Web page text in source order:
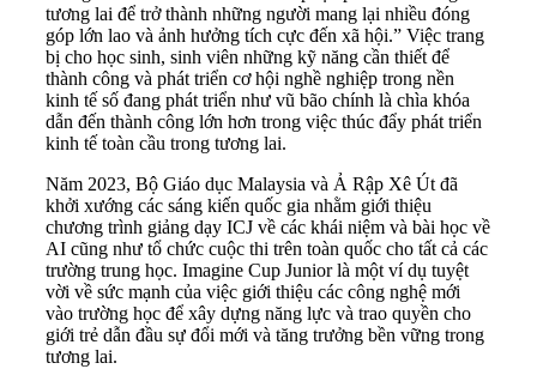
tương lai để trở thành những người mang lại nhiều đóng
góp lớn lao và ảnh hưởng tích cực đến xã hội.” Việc trang
bị cho học sinh, sinh viên những kỹ năng cần thiết để
thành công và phát triển cơ hội nghề nghiệp trong nền
kinh tế số đang phát triển như vũ bão chính là chìa khóa
dẫn đến thành công lớn hơn trong việc thúc đẩy phát triển
kinh tế toàn cầu trong tương lai.
Năm 2023, Bộ Giáo dục Malaysia và Ả Rập Xê Út đã
khởi xướng các sáng kiến quốc gia nhằm giới thiệu
chương trình giảng dạy ICJ về các khái niệm và bài học về
AI cũng như tổ chức cuộc thi trên toàn quốc cho tất cả các
trường trung học. Imagine Cup Junior là một ví dụ tuyệt
vời về sức mạnh của việc giới thiệu các công nghệ mới
vào trường học để xây dựng năng lực và trao quyền cho
giới trẻ dẫn đầu sự đổi mới và tăng trưởng bền vững trong
tương lai.